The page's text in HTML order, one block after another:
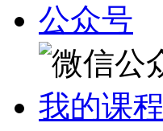
公众号
我的课程